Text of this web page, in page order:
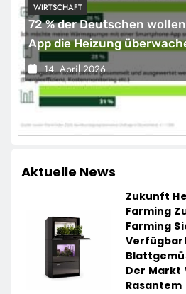
WIRTSCHAFT
72 % der Deutschen
App die Heizung
14. April 2026
Aktuelle News
Zukunft
Farming
Farming
Der Markt
Rasantem